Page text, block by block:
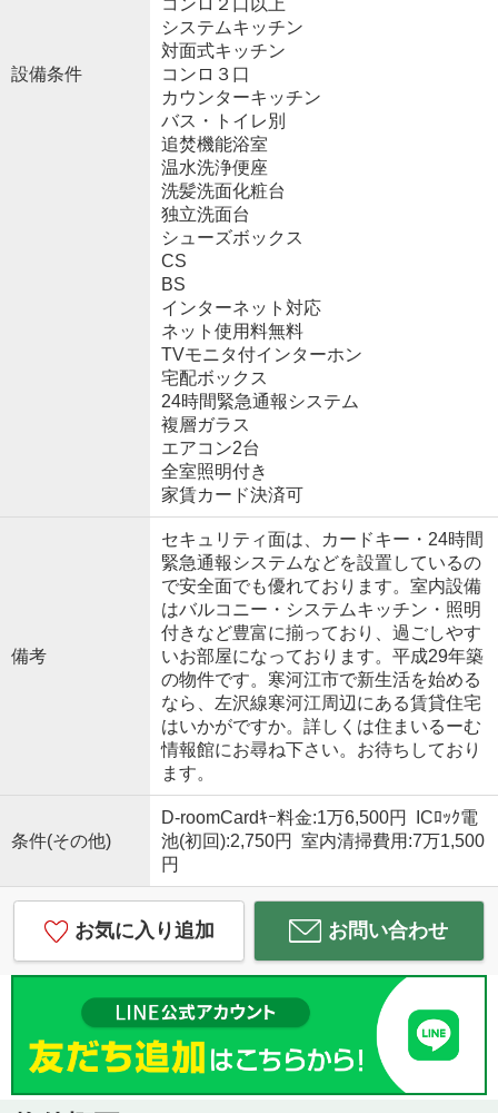
設備条件
コンロ２口以上
システムキッチン
対面式キッチン
コンロ３口
カウンターキッチン
バス・トイレ別
追焚機能浴室
温水洗浄便座
洗髪洗面化粧台
独立洗面台
シューズボックス
CS
BS
インターネット対応
ネット使用料無料
TVモニタ付インターホン
宅配ボックス
24時間緊急通報システム
複層ガラス
エアコン2台
全室照明付き
家賃カード決済可
備考
セキュリティ面は、カードキー・24時間
緊急通報システムなどを設置しているの
で安全面でも優れております。室内設備
はバルコニー・システムキッチン・照明
付きなど豊富に揃っており、過ごしやす
いお部屋になっております。平成29年築
の物件です。寒河江市で新生活を始める
なら、左沢線寒河江周辺にある賃貸住宅
はいかがですか。詳しくは住まいるーむ
情報館にお尋ね下さい。お待ちしており
ます。
条件(その他)
D-roomCardｷｰ料金:1万6,500円 ICﾛｯｸ電
池(初回):2,750円 室内清掃費用:7万1,500
円
お気に入り追加 お問い合わせ